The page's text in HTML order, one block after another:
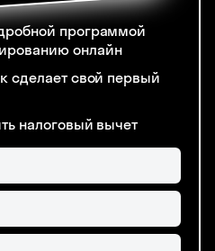
программой
онлайн
сделает свой первый
налоговый вычет